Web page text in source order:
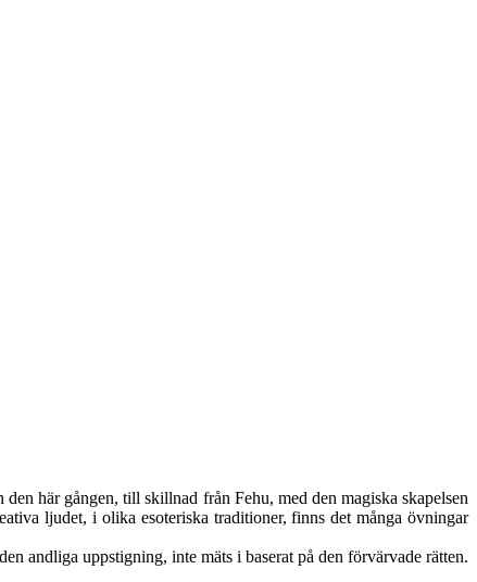
här gången, till skillnad från Fehu, med den magiska skapelsen
ljudet, i olika esoteriska traditioner, finns det många övningar
andliga uppstigning, inte mäts i baserat på den förvärvade rätten.